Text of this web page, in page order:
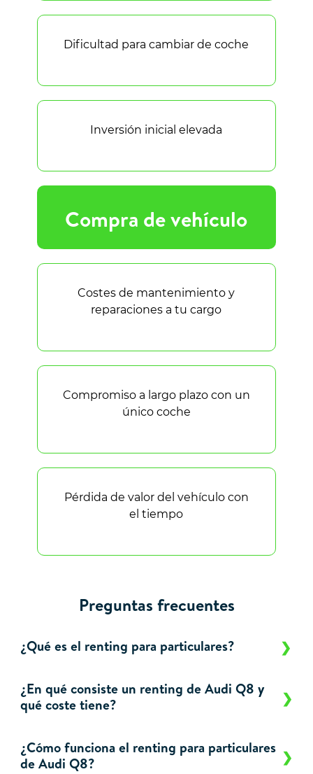
Compra de vehículo
Costes de mantenimiento y
reparaciones a tu cargo
Dificultad para cambiar de coche
Compromiso a largo plazo con un
único coche
Inversión inicial elevada
Pérdida de valor del vehículo con
el tiempo
Preguntas frecuentes
¿Qué es el renting para particulares?
¿En qué consiste un renting de Audi Q8 y
qué coste tiene?
¿Cómo funciona el renting para particulares
de Audi Q8?